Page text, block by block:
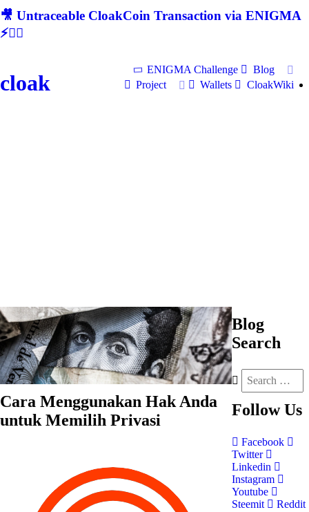
🎥 Untraceable CloakCoin Transaction via ENIGMA
⚡🕵‍♂
cloak
ENIGMA Challenge
Blog
Project
Wallets CloakWiki
Cara Menggunakan Hak Anda
untuk Memilih Privasi
Blog
Search
Follow Us
Facebook
Twitter
Linkedin
Instagram
Youtube
Steemit
Reddit